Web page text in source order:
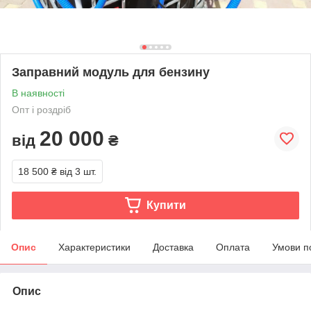
Заправний модуль для бензину
В наявності
Опт і роздріб
від 20 000 ₴
18 500 ₴ від 3 шт.
Купити
Опис Характеристики Доставка Оплата Умови
Опис